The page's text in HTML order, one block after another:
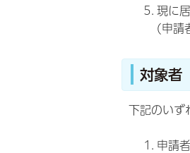
現に
(申請
対象者
下記のい
申請